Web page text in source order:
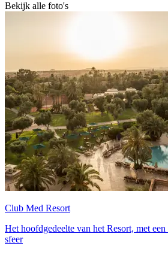
Bekijk alle foto's
Club Med Resort
Het hoofdgedeelte van het Resort, met
sfeer